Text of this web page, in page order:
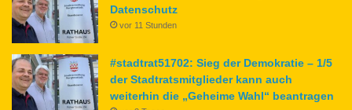
Datenschutz
vor 11 Stunden
#stadtrat51702: Sieg der Demokratie – 1/5
der Stadtratsmitglieder kann auch
weiterhin die „Geheime Wahl“ beantragen